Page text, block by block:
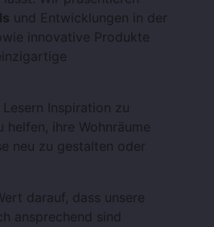
und Entwicklungen in der
innovative Produkte
Inspiration zu
ihre Wohnräume
neu zu gestalten oder
darauf, dass unsere
ansprechend sind